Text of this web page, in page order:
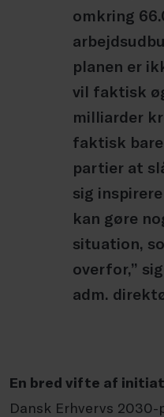
omkring
planen er
vil faktisk
milliarder
faktisk
partier at
sig
kan gøre
situation,
overfor,”
adm.
En bred vifte af
Dansk Erhvervs